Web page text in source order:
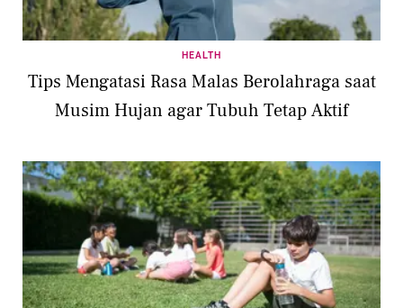
HEALTH
Tips Mengatasi Rasa Malas Berolahraga saat
Musim Hujan agar Tubuh Tetap Aktif